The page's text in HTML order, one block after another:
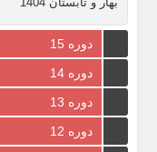
دوره 15
دوره 14
دوره 13
دوره 12